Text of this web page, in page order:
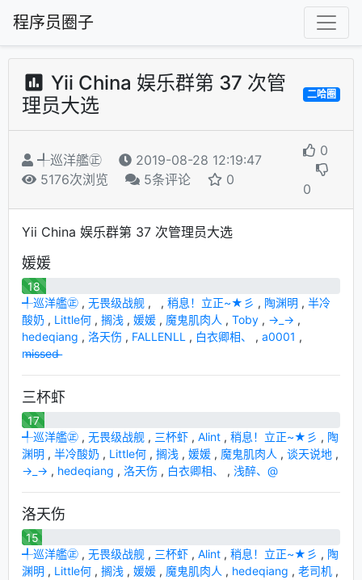
程序员圈子
Yii China 娱乐群第 37 次管
理员大选
二哈圈
╃巡洋艦㊣
2019-08-28 12:19:47
5176次浏览
5条评论 0
0
0
Yii China 娱乐群第 37 次管理员大选
媛媛
18
╃巡洋艦㊣ , 无畏级战舰 , , 稍息！立正~★彡 , 陶渊明 , 半冷
酸奶 , Little何 , 搁浅 , 媛媛 , 魔鬼肌肉人 , Toby , →_→ ,
hedeqiang , 洛天伤 , FALLENLL , 白衣卿相、 , a0001 ,
̶m̶i̶s̶s̶e̶d̶ ̶
三杯虾
17
╃巡洋艦㊣ , 无畏级战舰 , 三杯虾 , Alint , 稍息！立正~★彡 , 陶
渊明 , 半冷酸奶 , Little何 , 搁浅 , 媛媛 , 魔鬼肌肉人 , 谈天说地 ,
→_→ , hedeqiang , 洛天伤 , 白衣卿相、 , 浅醉、@
洛天伤
15
╃巡洋艦㊣ , 无畏级战舰 , 三杯虾 , Alint , 稍息！立正~★彡 , 陶
渊明 , Little何 , 搁浅 , 媛媛 , 魔鬼肌肉人 , hedeqiang , 老司机 ,